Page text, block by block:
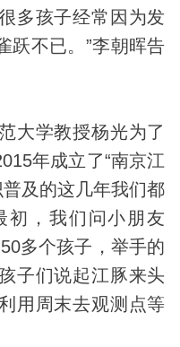
多孩子经常因为发
跃不已。”李朝晖告
大学教授杨光为了
年成立了“南京江
普及的这几年我们都
初，我们问小朋友
多个孩子，举手的
子们说起江豚来头
用周末去观测点等